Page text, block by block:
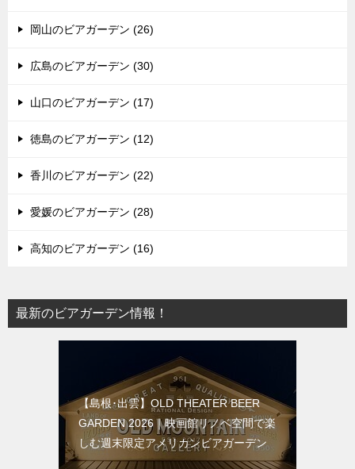
岡山のビアガーデン (26)
広島のビアガーデン (30)
山口のビアガーデン (17)
徳島のビアガーデン (12)
香川のビアガーデン (22)
愛媛のビアガーデン (28)
高知のビアガーデン (16)
最新のビアガーデン情報！
【島根･出雲】OLD THEATER BEER
GARDEN 2026｜映画館リノベ空間で楽
しむ週末限定アメリカンビアガーデン